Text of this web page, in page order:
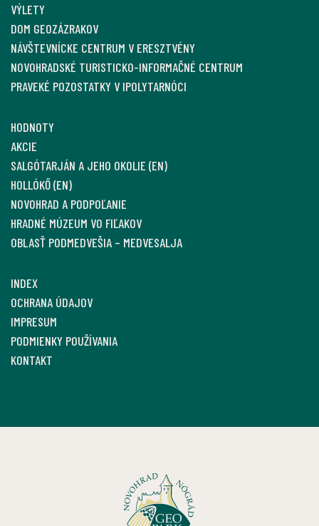
VÝLETY
DOM GEOZÁZRAKOV
NÁVŠTEVNÍCKE CENTRUM V ERESZTVÉNY
NOVOHRADSKÉ TURISTICKO-INFORMAČNÉ CENTRUM
PRAVEKÉ POZOSTATKY V IPOLYTARNÓCI
HODNOTY
AKCIE
SALGÓTARJÁN A JEHO OKOLIE (EN)
HOLLÓKŐ (EN)
NOVOHRAD A PODPOĽANIE
HRADNÉ MÚZEUM VO FIĽAKOV
OBLASŤ PODMEDVEŠIA – MEDVESALJA
INDEX
OCHRANA ÚDAJOV
IMPRESUM
PODMIENKY POUŽÍVANIA
KONTAKT